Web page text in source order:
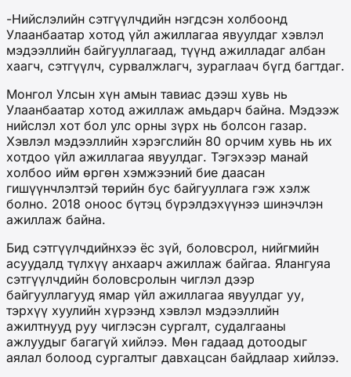
-Нийслэлийн сэтгүүлчдийн нэгдсэн холбоонд
Улаанбаатар хотод үйл ажиллагаа явуулдаг хэвлэл
мэдээллийн байгууллагаад, түүнд ажилладаг албан
хаагч, сэтгүүлч, сурвалжлагч, зураглаач бүгд багтдаг.
Монгол Улсын хүн амын тавиас дээш хувь нь
Улаанбаатар хотод ажиллаж амьдарч байна. Мэдээж
нийслэл хот бол улс орны зүрх нь болсон газар.
Хэвлэл мэдээллийн хэрэгслийн 80 орчим хувь нь их
хотдоо үйл ажиллагаа явуулдаг. Тэгэхээр манай
холбоо ийм өргөн хэмжээний бие даасан
гишүүнчлэлтэй төрийн бус байгууллага гэж хэлж
болно. 2018 оноос бүтэц бүрэлдэхүүнээ шинэчлэн
ажиллаж байна.
Бид сэтгүүлчдийнхээ ёс зүй, боловсрол, нийгмийн
асуудалд түлхүү анхаарч ажиллаж байгаа. Ялангуяа
сэтгүүлчдийн боловсролын чиглэл дээр
байгууллагууд ямар үйл ажиллагаа явуулдаг уу,
тэрхүү хуулийн хүрээнд хэвлэл мэдээллийн
ажилтнууд руу чиглэсэн сургалт, судалгааны
ажлуудыг багагүй хийлээ. Мөн гадаад дотоодыг
аялал болоод сургалтыг давхацсан байдлаар хийлээ.